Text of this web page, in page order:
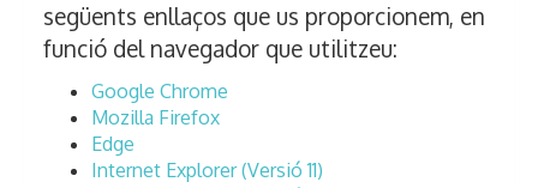
següents enllaços que us proporcionem, en
funció del navegador que utilitzeu:
Google Chrome
Mozilla Firefox
Edge
Internet Explorer (Versió 11)